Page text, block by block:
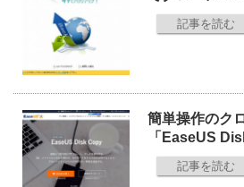
記事を読む
簡単操作のク
「EaseUS
記事を読む